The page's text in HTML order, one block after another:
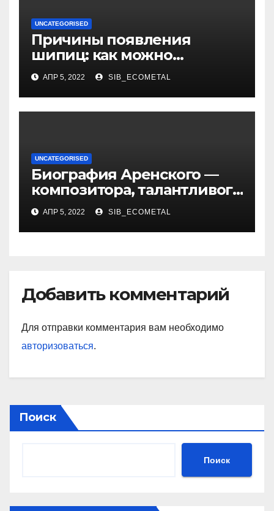
UNCATEGORISED
Причины появления
шипиц: как можно
заразиться вирусом
АПР 5, 2022 SIB_ECOMETAL
UNCATEGORISED
Биография Аренского —
композитора, талантливого
музыканта и педагога
АПР 5, 2022 SIB_ECOMETAL
Добавить комментарий
Для отправки комментария вам необходимо
авторизоваться.
Поиск
Поиск